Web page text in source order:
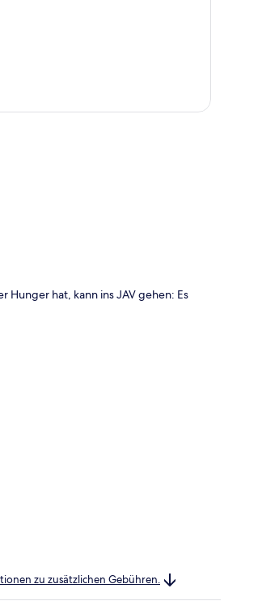
Hunger hat, kann ins JAV gehen: Es
zu zusätzlichen Gebühren.